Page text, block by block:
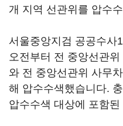
개 지역 선관위를 압수
서울중앙지검 공공수사
오전부터 전 중앙선관
와 전 중앙선관위 사무
해 압수수색했습니다.
압수수색 대상에 포함